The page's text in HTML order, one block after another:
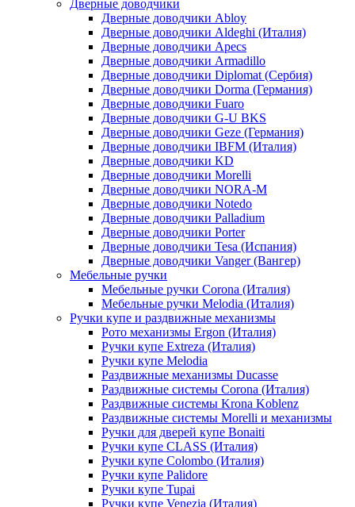
Дверные доводчики
Дверные доводчики Abloy
Дверные доводчики Aldeghi (Италия)
Дверные доводчики Apecs
Дверные доводчики Armadillo
Дверные доводчики Diplomat (Сербия)
Дверные доводчики Dorma (Германия)
Дверные доводчики Fuaro
Дверные доводчики G-U BKS
Дверные доводчики Geze (Германия)
Дверные доводчики IBFM (Италия)
Дверные доводчики KD
Дверные доводчики Morelli
Дверные доводчики NORA-M
Дверные доводчики Notedo
Дверные доводчики Palladium
Дверные доводчики Porter
Дверные доводчики Tesa (Испания)
Дверные доводчики Vanger (Вангер)
Мебельные ручки
Мебельные ручки Corona (Италия)
Мебельные ручки Melodia (Италия)
Ручки купе и раздвижные механизмы
Рото механизмы Ergon (Италия)
Ручки купе Extreza (Италия)
Ручки купе Melodia
Раздвижные механизмы Ducasse
Раздвижные системы Corona (Италия)
Раздвижные системы Krona Koblenz
Раздвижные системы Morelli и механизмы
Ручки для дверей купе Bonaiti
Ручки купе CLASS (Италия)
Ручки купе Colombo (Италия)
Ручки купе Palidore
Ручки купе Tupai
Ручки купе Venezia (Италия)